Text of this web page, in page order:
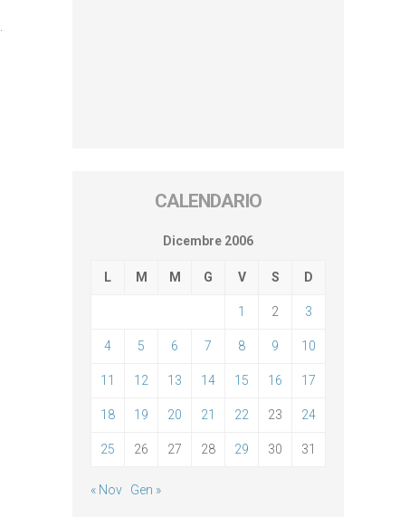
CALENDARIO
Dicembre 2006
L M M G V S D
1 2 3
4 5 6 7 8 9 10
11 12 13 14 15 16 17
18 19 20 21 22 23 24
25 26 27 28 29 30 31
« Nov Gen »